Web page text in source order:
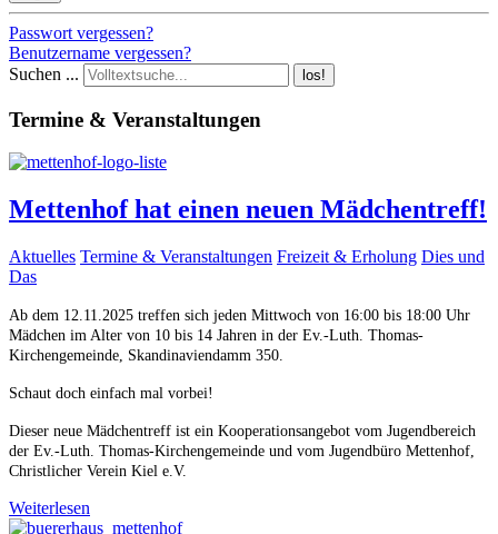
Passwort vergessen?
Benutzername vergessen?
Suchen ...
los!
Termine & Veranstaltungen
Mettenhof hat einen neuen Mädchentreff!
Aktuelles Termine & Veranstaltungen Freizeit & Erholung Dies und
Das
Ab dem 12.11.2025 treffen sich jeden Mittwoch von 16:00 bis 18:00 Uhr
Mädchen im Alter von 10 bis 14 Jahren in der Ev.-Luth. Thomas-
Kirchengemeinde, Skandinaviendamm 350.
Schaut doch einfach mal vorbei!
Dieser neue Mädchentreff ist ein Kooperationsangebot vom Jugendbereich
der Ev.-Luth. Thomas-Kirchengemeinde und vom Jugendbüro Mettenhof,
Christlicher Verein Kiel e.V.
Weiterlesen